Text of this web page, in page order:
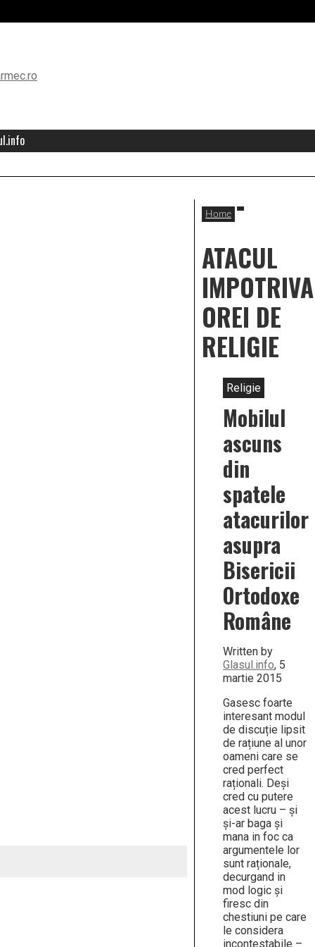
Home
ATACUL
IMPOTRIVA
OREI DE
RELIGIE
Religie
Mobilul
ascuns
din
spatele
atacurilor
asupra
Bisericii
Ortodoxe
Române
Written by
Glasul.info, 5
martie 2015
Gasesc foarte
interesant modul
de discuție lipsit
de rațiune al unor
oameni care se
cred perfect
raționali. Deși
cred cu putere
acest lucru – și
și-ar baga și
mana in foc ca
argumentele lor
sunt raționale,
decurgand in
mod logic și
firesc din
chestiuni pe care
le considera
incontestabile –